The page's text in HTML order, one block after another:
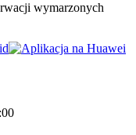
wymarzonych